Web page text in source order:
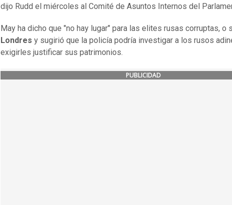
dijo Rudd el miércoles al Comité de Asuntos Internos del
May ha dicho que "no hay lugar" para las elites rusas corruptas, o
Londres y sugirió que la policía podría investigar a los rusos
exigirles justificar sus patrimonios.
PUBLICIDAD